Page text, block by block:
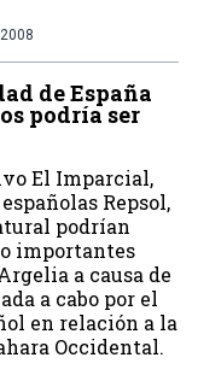
de España
podría ser
El Imparcial,
Repsol,
podrían
importantes
a causa de
a cabo por el
en relación a la
Occidental.